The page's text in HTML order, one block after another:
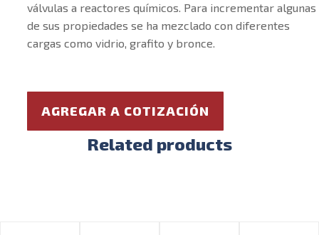
válvulas a reactores químicos. Para incrementar algunas
de sus propiedades se ha mezclado con diferentes
cargas como vidrio, grafito y bronce.
AGREGAR A COTIZACIÓN
Related products